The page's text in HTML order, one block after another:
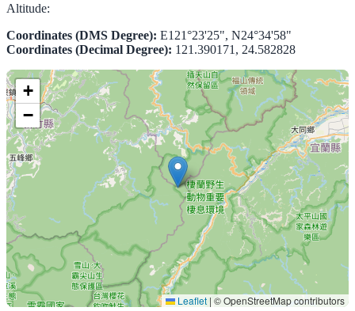
Altitude:
Coordinates (DMS Degree): E121°23'25", N24°34'58"
Coordinates (Decimal Degree): 121.390171, 24.582828
+
−
Leaflet | © OpenStreetMap contributors